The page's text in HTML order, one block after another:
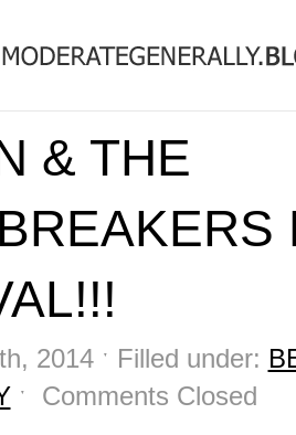
& THE
2014 ˑ Filled under:
ˑ Comments Closed